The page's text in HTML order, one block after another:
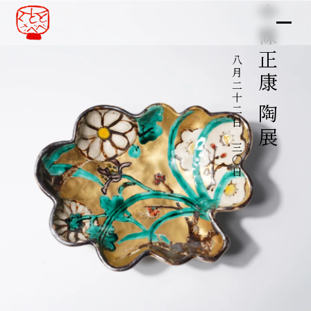
中條正康 陶展
八月二十二日～三〇日